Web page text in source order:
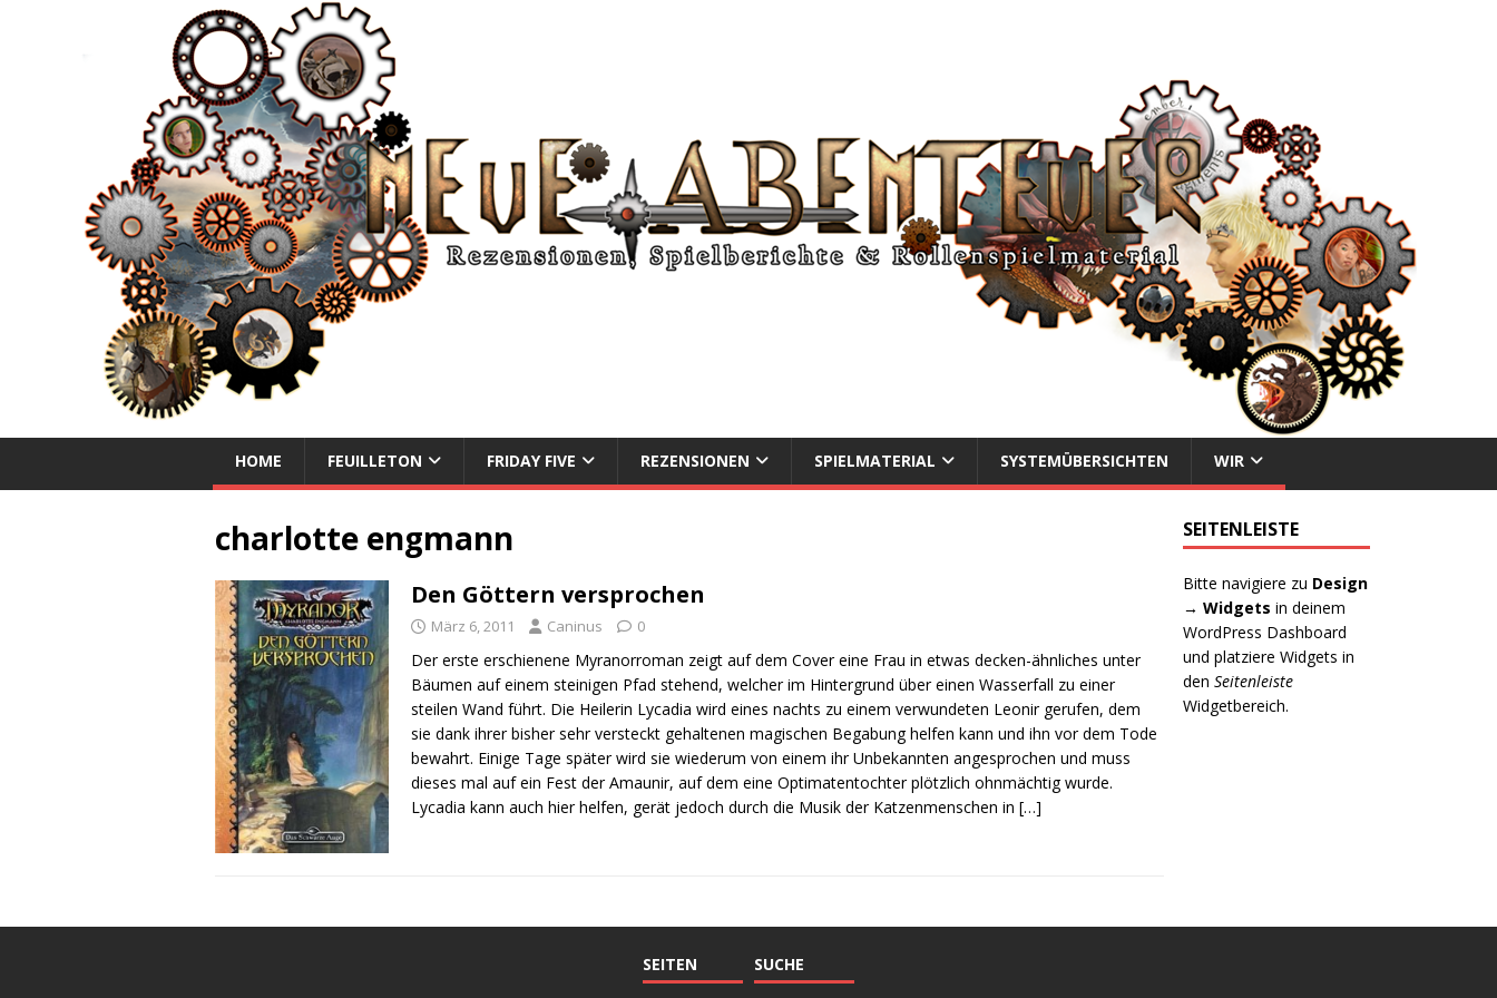
NEUE ABENTEUER
HOME FEUILLETON FRIDAY FIVE REZENSIONEN SPIELMATERIAL SYSTEMÜBERSICHTEN WIR
charlotte engmann
Den Göttern versprochen
März 6, 2011 Caninus 0
Der erste erschienene Myranorroman zeigt auf dem Cover eine Frau in etwas decken-ähnliches unter
Bäumen auf einem steinigen Pfad stehend, welcher im Hintergrund über einen Wasserfall zu einer
steilen Wand führt. Die Heilerin Lycadia wird eines nachts zu einem verwundeten Leonir gerufen, dem
sie dank ihrer bisher sehr versteckt gehaltenen magischen Begabung helfen kann und ihn vor dem Tode
bewahrt. Einige Tage später wird sie wiederum von einem ihr Unbekannten angesprochen und muss
dieses mal auf ein Fest der Amaunir, auf dem eine Optimatentochter plötzlich ohnmächtig wurde.
Lycadia kann auch hier helfen, gerät jedoch durch die Musik der Katzenmenschen in[…]
SEITENLEISTE
Bitte navigiere zu Design
→ Widgets in deinem
WordPress Dashboard
und platziere Widgets in
denSeitenleiste
Widgetbereich.
SEITEN SUCHE